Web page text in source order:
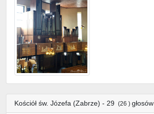
Kościół św. Józefa (Zabrze) - 29 (26 ) głosów